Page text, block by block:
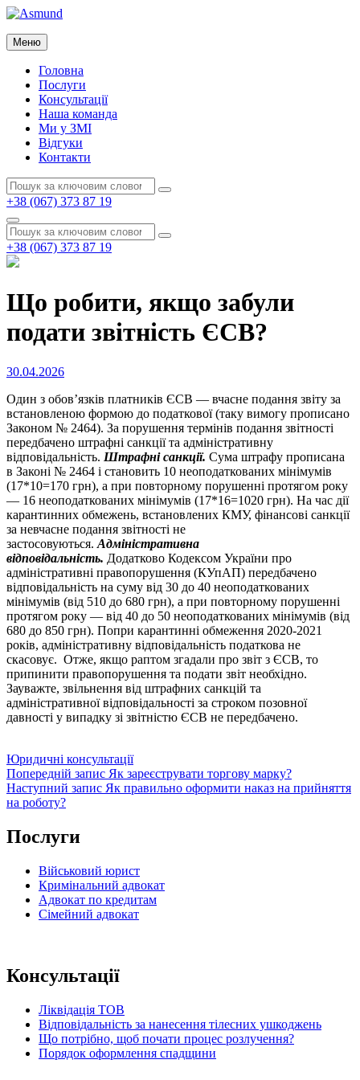
Перейти
вмісту
Asmund
Asmund
Меню
Головна
Послуги
Консультації
Наша команда
Ми у ЗМІ
Відгуки
Контакти
Пошук:
Пошук
+38 (067) 373 87 19
Пошук
Пошук:
Пошук
+38 (067) 373 87 19
Що робити, якщо забули
подати звітність ЄСВ?
Опубліковано
30.04.2026
Один з обов’язків платників ЄСВ ― вчасне подання звіту за
встановленою формою до податкової (таку вимогу прописано
Законом № 2464). За порушення термінів подання звітності
передбачено штрафні санкції та адміністративну
відповідальність. Штрафні санкції. Сума штрафу прописана
в Законі № 2464 і становить 10 неоподаткованих мінімумів
(17*10=170 грн), а при повторному порушенні протягом року
― 16 неоподаткованих мінімумів (17*16=1020 грн). На час дії
карантинних обмежень, встановлених КМУ, фінансові санкції
за невчасне подання звітності не
застосовуються. Адміністративна
відповідальність. Додатково Кодексом України про
адміністративні правопорушення (КУпАП) передбачено
відповідальність на суму від 30 до 40 неоподаткованих
мінімумів (від 510 до 680 грн), а при повторному порушенні
протягом року ― від 40 до 50 неоподаткованих мінімумів (від
680 до 850 грн). Попри карантинні обмеження 2020-2021
років, адміністративну відповідальність податкова не
скасовує. Отже, якщо раптом згадали про звіт з ЄСВ, то
припинити правопорушення та подати звіт необхідно.
Зауважте, звільнення від штрафних санкцій та
адміністративної відповідальності за строком позовної
давності у випадку зі звітністю ЄСВ не передбачено.
Категорії
Юридичні консультації
Навігація
записів
Попередній
запис
Попередній запис Як зареєструвати торгову марку?
Наступний
запис
Наступний запис Як правильно оформити наказ на прийняття
на роботу?
Послуги
Військовий юрист
Кримінальний адвокат
Адвокат по кредитам
Сімейний адвокат
Консультації
Ліквідація ТОВ
Відповідальність за нанесення тілесних ушкоджень
Що потрібно, щоб почати процес розлучення?
Порядок оформлення спадщини